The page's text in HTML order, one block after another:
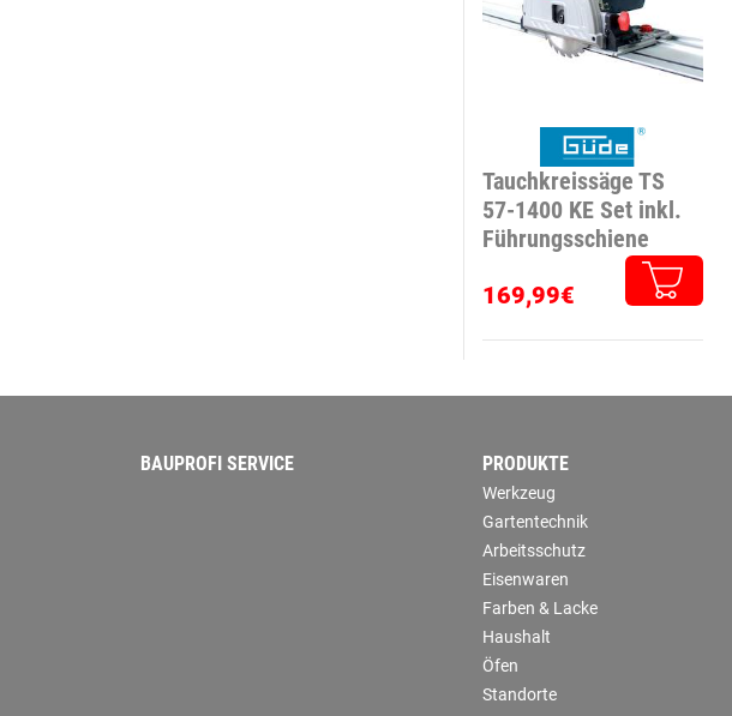
Tauchkreissäge TS
57-1400 KE Set inkl.
Führungsschiene
169,99€
BAUPROFI SERVICE PRODUKTE
Werkzeug
Gartentechnik
Arbeitsschutz
Eisenwaren
Farben & Lacke
Haushalt
Öfen
Standorte